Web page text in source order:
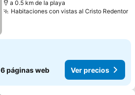
a 0.5 km de la playa
Habitaciones con vistas al Cristo Redentor
6 páginas web Ver precios